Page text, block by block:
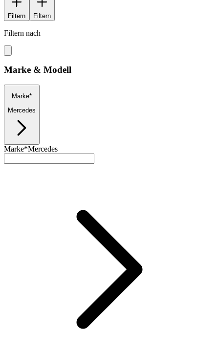
Filtern Filtern
Filtern nach
Marke & Modell
Marke*
Mercedes
Marke*Mercedes